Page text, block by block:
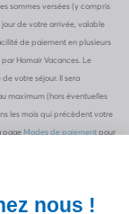
sommes versées (y compris
jour de votre arrivée, valable
de paiement en plusieurs
Homair Vacances. Le
votre séjour. Il sera
maximum (hors éventuelles
les mois qui précèdent votre
pageModes de paiementpour
: